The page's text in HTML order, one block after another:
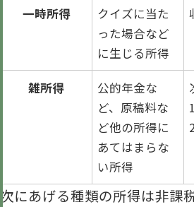
一時所得
クイズに当た
った場合など
に生じる所得
雑所得
公的年金な
ど、原稿料な
ど他の所得に
あてはまらな
い所得
次にあげる種類の所得は非課